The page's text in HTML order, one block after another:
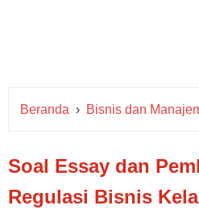
Beranda › Bisnis dan
Soal Essay dan
Regulasi Bisnis